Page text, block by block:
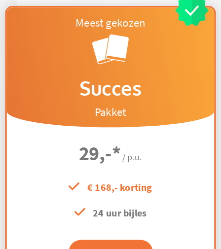
Succes
Pakket
29,-* / p.u.
€ 168,- korting
24 uur bijles